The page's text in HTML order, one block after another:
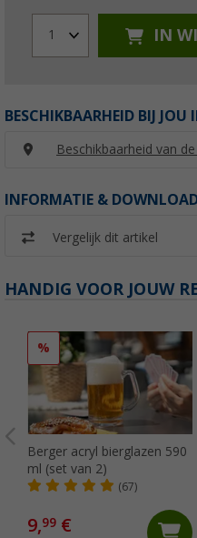
1 IN
BESCHIKBAARHEID BIJ JOU
Beschikbaarheid van
INFORMATIE &
Vergelijk dit artikel
HANDIG VOOR JOUW
%
Berger acryl bierglazen 590
ml (set van 2)
(67)
9,99 €